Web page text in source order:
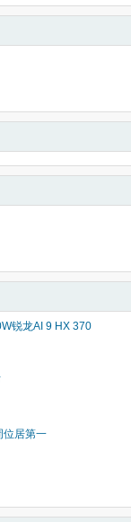
锐龙AI 9 HX 370
位居第一